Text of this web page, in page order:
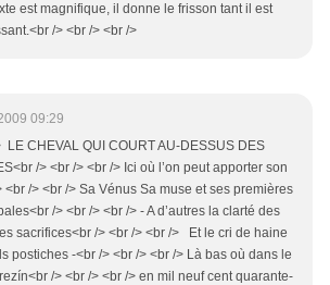
est magnifique, il donne le frisson tant il est
/> <br /> <br />
09:29
LE CHEVAL QUI COURT AU-DESSUS DES
/> <br /> <br /> Ici où l’on peut apporter son
<br /> <br /> Sa Vénus Sa muse et ses premières
/> <br /> <br /> - A d’autres la clarté des
sacrifices<br /> <br /> <br /> Et le cri de haine
postiches -<br /> <br /> <br /> Là bas où dans le
/> <br /> <br /> en mil neuf cent quarante-